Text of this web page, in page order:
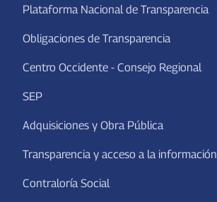
Plataforma Nacional de Transparencia
Obligaciones de Transparencia
Centro Occidente - Consejo Regional
SEP
Adquisiciones y Obra Pública
Transparencia y acceso a la información
Contraloría Social